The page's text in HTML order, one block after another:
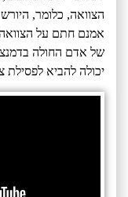
הצוואה, כלומר,
אמנם חתם על
של אדם החולה
יכולה להביא לפסילת